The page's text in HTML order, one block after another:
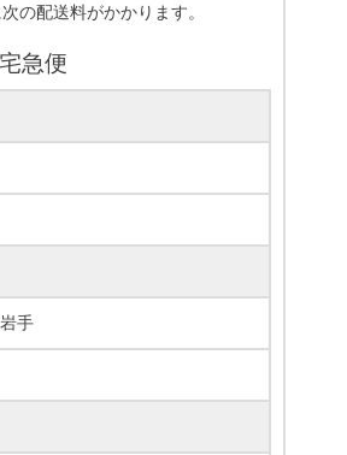
の配送料がかかります。
急便
手